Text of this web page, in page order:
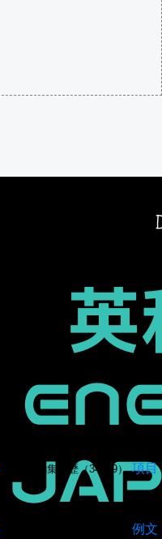
項目の編集履歴（34949） 項目
例文